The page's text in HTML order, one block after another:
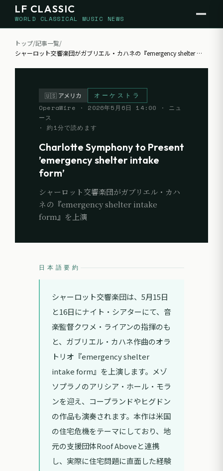
LF CLASSIC
WORLD CLASSICAL MUSIC NEWS
トップ/記事一覧/
シャーロット交響楽団がガブリエル・カハネの『emergency shelter …
🇺🇸 アメリカ
オーケストラ
OperaWire
· 2026年5月6日 14:00 · ニュ
ース
· 約1分で読めます
Charlotte Symphony to Present
’emergency shelter intake
form’
シャーロット交響楽団がガブリエル・カハ
ネの『emergency shelter intake
form』を上演
日本語要約
シャーロット交響楽団は、5月15日
と16日にナイト・シアターにて、音
楽監督クワメ・ライアンの指揮のも
と、ガブリエル・カハネ作曲のオラ
トリオ『emergency shelter
intake form』を上演します。メゾ
ソプラノのアリシア・ホール・モラ
ンを迎え、コープランドやヒグドン
の作品も演奏されます。本作は米国
の住宅危機をテーマにしており、地
元の支援団体Roof Aboveと連携
し、実際に住宅問題に直面した経験